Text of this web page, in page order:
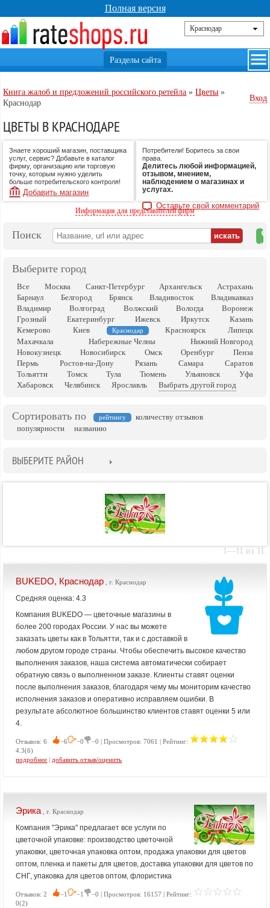
Полная версия
Книга жалоб и предложений российского ретейла »Цветы »
Краснодар
Вход
ЦВЕТЫ В КРАСНОДАРЕ
Знаете хороший магазин, поставщика
услуг, сервис? Добавьте в каталог
фирму, организацию или торговую
точку, которым нужно уделить
больше потребительского контроля!
Добавить магазин
Потребители! Боритесь за свои
права.
Делитесь любой информацией,
отзывом, мнением,
наблюдением о магазинах и
услугах.
Оставьте свой комментарий
Информация для представителей фирм
Поиск
на
Выберите город
Все Москва Санкт-Петербург Архангельск
Астрахань
Барнаул
Белгород Брянск Владивосток
Владикавказ
Владимир
Волгоград Волжский Вологда
Воронеж
Грозный
Екатеринбург Ижевск Иркутск
Казань
Кемерово
Киев Краснодар Красноярск
Липецк
Махачкала
Набережные Челны
Нижний Новгород
Новокузнецк
Новосибирск Омск Оренбург
Пенза
Пермь
Ростов-на-Дону Рязань Самара
Саратов
Тольятти
Томск Тула Тюмень Ульяновск
Уфа
Хабаровск
Челябинск Ярославль Выбрать другой город
Сортировать по рейтингу
количеству отзывов
популярности
названию
ВЫБЕРИТЕ РАЙОН
1—11 из 11.
BUKEDO, Краснодар , г. Краснодар
Средняя оценка: 4.3
Компания BUKEDO — цветочные магазины в
более 200 городах России. У нас вы можете
заказать цветы как в Тольятти, так и с доставкой в
любом другом городе страны. Чтобы обеспечить высокое качество
выполнения заказов, наша система автоматически собирает
обратную связь о выполненном заказе. Клиенты ставят оценки
после выполнения заказов, благодаря чему мы мониторим качество
исполнения заказов и оперативно исправляем ошибки. В
результате абсолютное большинство клиентов ставят оценки 5 или
4.
Отзывов: 6 −6 −0
−0 | Просмотров: 7061 | Рейтинг:
4.3(6)
подробнее | добавить отзыв/оценить
Эрика , г. Краснодар
Компания "Эрика" предлагает все услуги по
цветочной упаковке: производство цветочной
упаковки, цветочная упаковка оптом, продажа упаковки для цветов
оптом, пленка и пакеты для цветов, доставка упаковки для цветов по
СНГ, упаковка для цветов оптом, флористика
Отзывов: 2 −1 −1
−0 | Просмотров: 16157 | Рейтинг:
0(2)